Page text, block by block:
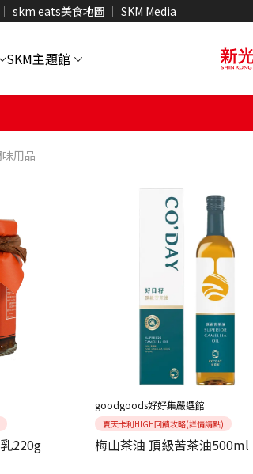
skm eats美食地圖 SKM Media
SKM主題館
用品
220g
goodgoods好好集嚴選館
夏天卡利HIGH回饋攻略(詳情請點)
梅山茶油 頂級苦茶油500ml